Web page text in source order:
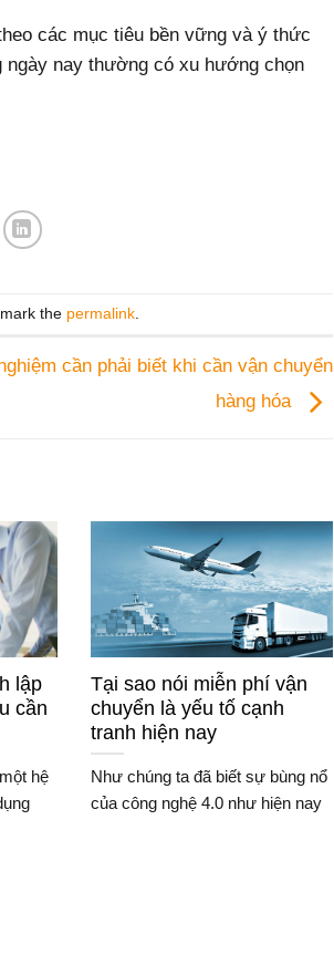
các mục tiêu bền vững và ý thức
nay thường có xu hướng chọn
the permalink
cần phải biết khi cần vận chuyển
hàng hóa
lập
cần
hệ
Tại sao nói miễn phí vận
chuyển là yếu tố cạnh
tranh hiện nay
Như chúng ta đã biết sự bùng nổ
của công nghệ 4.0 như hiện nay